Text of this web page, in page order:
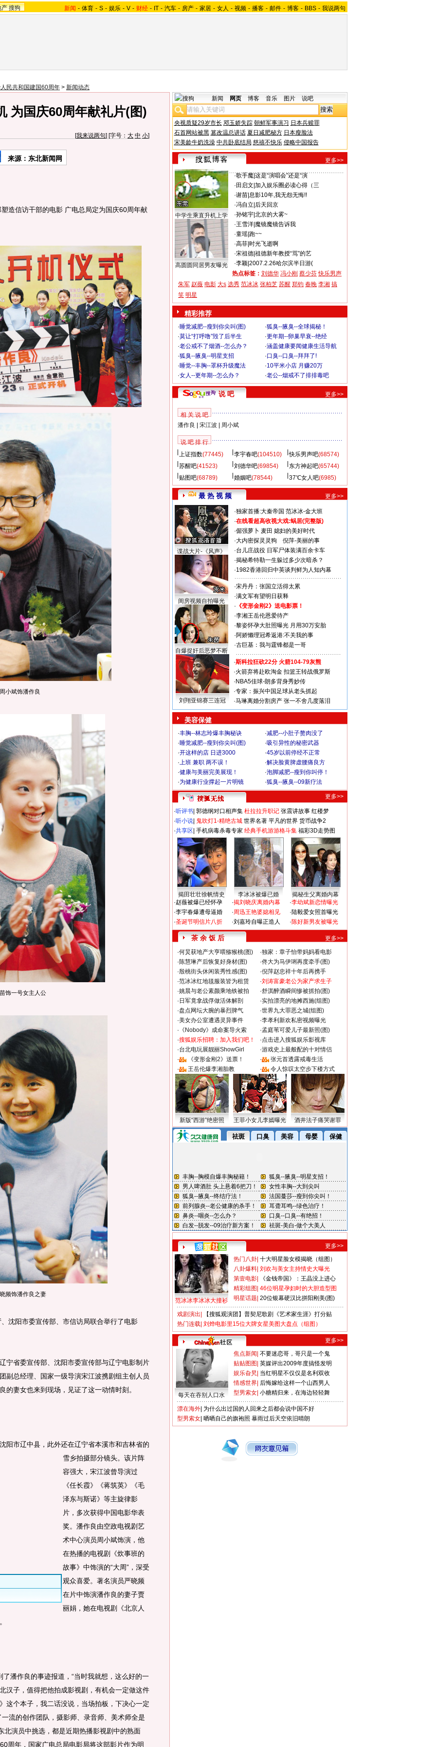
产 搜狗 新闻 - 体育 - S - 娱乐 - V - 财经 - IT - 汽车 - 房产 - 家居 - 女人 - 视频 - 播客 - 邮件 - 博客 - BBS - 我说两句
民共和国建国60周年 > 新闻动态
为国庆60周年献礼片(图)
[我来说两句] [字号： 大 中 小]
来源： 东北新闻网
信访干部的电影 广电总局定为国庆60周年献
周小斌饰潘作良
饰一号女主人公
频饰潘作良之妻
阳市委宣传部、市信访局联合举行了电影
省委宣传部、沈阳市委宣传部与辽宁电影制片
副总经理、国家一级导演宋江波携剧组主创人员
的妻女也来到现场，见证了这一动情时刻。
市辽中县，此外还在辽宁省本溪市和吉林省的
雪乡拍摄部分镜头。 该片阵
容强大，宋江波曾导演过
《任长霞》《蒋筑英》《毛
泽东与斯诺》等主旋律影
片，多次获得中国电影华表
奖。潘作良由空政电视剧艺
术中心演员周小斌饰演，他
在热播的电视剧《炊事班的
故事》中饰演的“大周”，深受
观众喜爱。著名演员严晓频
在片中饰演潘作良的妻子贾
丽娟，她在电视剧《北京人
作良的事迹报道，“当时我就想，这么好的一
汉子，值得把他拍成影视剧，有机会一定做这件
这个本子，我二话没说，当场拍板，下决心一定
流的创作团队，摄影师、录音师、美术师全是
北演员中挑选，都是近期热播影视剧中的熟面
周年，国家广电总局电影局将这部影片作为明
新闻 网页 博客 音乐 图片 说吧
央视质疑29岁市长 邓玉娇失踪 朝鲜军事演习 日本兵赎罪
石首网站被黑 篡改温总讲话 夏日减肥秘方 日本瘦脸法
宋美龄牛奶洗澡 中共卧底结局 慈禧不快乐 侵略中国报告
更多>>
中学生乘直升机上学
高圆圆同居男友曝光
·歌手魔| 这是“演唱会”还是“演
· 田启文 加入娱乐圈必读心得（三
·谢苗| 息影10年,我无怨无悔!!
·冯自立 后天回京
·孙铭宇| 北京的大雾~
·王雪洋| 魔镜魔镜告诉我
·童瑶| 跑~~
·高菲| 时光飞逝啊
·宋祖德| 祖德新年教授“骂”的艺
·李颖| 2007.2.26哈尔滨半日游(
热点标签： 刘德华 冯小刚 蔡少芬 快乐男声
朱军 赵薇 电影 大s 选秀 范冰冰 张柏芝 苏醒 郑钧 春晚 李湘 搞
笑 明星
精彩推荐
·睡觉减肥--瘦到你尖叫(图) ·狐臭--腋臭--全球揭秘！
·莫让“打呼噜”毁了后半生 ·更年期--卵巢早衰--绝经
·老公戒不了烟酒--怎么办？ ·涵盖健康要闻健康生活导航
·狐臭--腋臭--明星支招 ·口臭--口臭--拜拜了!
·睡觉--丰胸--罩杯升级魔法 ·10平米小店 月赚20万
·女人--更年期--怎么办？ ·老公--烟戒不了排排毒吧
说 吧 更多>>
相 关 说 吧
潘作良
宋江波 周小斌
说 吧 排 行
上证指数(77445) 李宇春吧(104510) 快乐男声吧(68574)
苏醒吧(41523) 刘德华吧(69854) 东方神起吧(65744)
贴图吧(68789) 婚姻吧(78544) 37℃女人吧(6985)
最 热 视 频 更多>>
谍战大片-《风声》
闺房视频自拍曝光
自爆捉奸后恶梦不断
·独家首播:大秦帝国 范冰冰-金大班
·在线看超高收视大戏:蜗居(完整版)
·倔强萝卜 麦田 媳妇的美好时代
·大内密探灵灵狗
倪萍-美丽的事
·台儿庄战役 日军尸体装满百余卡车
·揭秘希特勒一生躲过多少次暗杀？
·1982香港回归中英谈判鲜为人知内幕
·宋丹丹：张国立活得太累
·满文军有望明日获释
· 《变形金刚2》送电影票！
·李湘王岳伦恩爱待产
·黎姿怀孕大肚照曝光 月用30万安胎
·阿娇懒理冠希返港:不关我的事
·古巨基：我与霆锋都是一哥
刘翔亚锦赛三连冠
·斯科拉狂砍22分 火箭104-79灰熊
·火箭弃将赴欧淘金 扣篮王转战俄罗斯
· NBA5佳球-朗多背身秀妙传
·专家：振兴中国足球从老头抓起
·马琳离婚分割房产 张一不舍几度落泪
美容保健
·丰胸--林志玲爆丰胸秘诀 ·减肥--小肚子赘肉没了
·睡觉减肥--瘦到你尖叫(图) ·吸引异性的秘密武器
·开这样的店 日进3000 ·45岁以前停经不正常
·上班 兼职 两不误！ ·解决脸黄脾虚腰痛良方
·健康与美丽完美展现！ ·泡脚减肥--瘦到你叫停！
·为健康行业撑起一片明镜 ·狐臭--腋臭--09新疗法
更多>>
·听评书 郭德纲对口相声集 杜拉拉升职记 张震讲故事 红楼梦
·听小说 鬼吹灯1-精绝古城 世界名著 平凡的世界 货币战争2
·共享区 手机病毒杀毒专家 经典手机游游格斗集 福彩3D走势图
揭田壮壮徐帆情史 李冰冰被爆已婚
揭秘生父离婚内幕
·赵薇被爆已经怀孕
·李宇春爆遭母逼婚
·圣诞节明信片八折
·揭刘晓庆离婚内幕
·周迅王艳婆媳相见
·刘嘉玲自曝正造人
·李幼斌新恋情曝光
·陆毅爱女照首曝光
·陈好新男友被曝光
茶 余 饭 后
更多>>
·何炅获地产大亨喂猕猴桃(图) ·独家：章子怡带妈妈看电影
·陈慧琳产后恢复好身材(图) ·佟大为马伊琍再度牵手(图)
·殷桃街头休闲装秀性感(图) ·倪萍赵忠祥十年后再携手
·范冰冰红地毯服装皆为租赁 ·刘涛富豪老公为家产求生子
·姚晨与老公素颜乘地铁被拍 ·舒淇醉酒瞬间惨被抓拍(图)
· 日军竟拿战俘做活体解剖 ·实拍漂亮的地摊西施(组图)
·盘点网坛大腕的暴烈脾气 ·世界九大罪恶之城(组图)
·美女办公室遭遇灵异事件 ·李孝利新欢私密视频曝光
· 《Nobody》成命案导火索 ·孟庭苇可爱儿子最新照(图)
·搜狐娱乐招聘：加入我们吧！ ·点击进入搜狐娱乐影视库
·台北电玩展靓丽ShowGirl ·游戏史上最般配的十对情侣
·
《变形金刚2》送票！ ·
张元首透露戒毒生活
·
王岳伦爆李湘胎教 · 令人惊叹太空步下楼方式
新版“西游”绝密照 王菲小女儿李嫣曝光 酒井法子痛哭谢罪
更多>>
范冰冰李冰冰大撞衫
热门八卦 十大明星脸女模揭晓（组图）
八卦爆料 刘欢与美女主持情史大曝光
第壹电影
《金钱帝国》：王晶没上进心
精彩组图 46位明星孕妇时的大胆造型图
明星话题 20位银幕硬汉比拼阳刚美(图)
戏剧演出
【搜狐观演团】普契尼歌剧《艺术家生涯》打分贴
热门连载 刘烨电影里15位大牌女星美图大盘点（组图）
更多>>
每天在吞别人口水
焦点新闻 不要迷恋哥，哥只是一个鬼
贴贴图图 英媒评出2009年度搞怪发明
娱乐旮旯 当红明星不仅仅是名利双收
情感世界 后悔嫁给这样一个山西男人
型男索女 小糖精归来，在海边轻轻舞
漂在海外 为什么出过国的人回来之后都会说中国不好
型男索女 晒晒自己的旗袍照 暴雨过后天空依旧晴朗